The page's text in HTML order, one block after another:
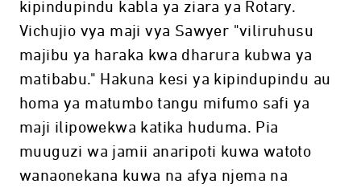
kipindupindu kabla ya ziara ya Rotary.
Vichujio vya maji vya Sawyer "viliruhusu
majibu ya haraka kwa dharura kubwa ya
matibabu." Hakuna kesi ya kipindupindu au
homa ya matumbo tangu mifumo safi ya
maji ilipowekwa katika huduma. Pia
muuguzi wa jamii anaripoti kuwa watoto
wanaonekana kuwa na afya njema na